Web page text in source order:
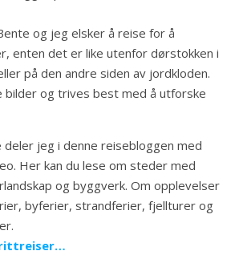
og jeg elsker å reise for å
enten det er like utenfor dørstokken i
på den andre siden av jordkloden.
bilder og trives best med å utforske
deler jeg i denne reisebloggen med
Her kan du lese om steder med
og byggverk. Om opplevelser
byferier, strandferier, fjellturer og